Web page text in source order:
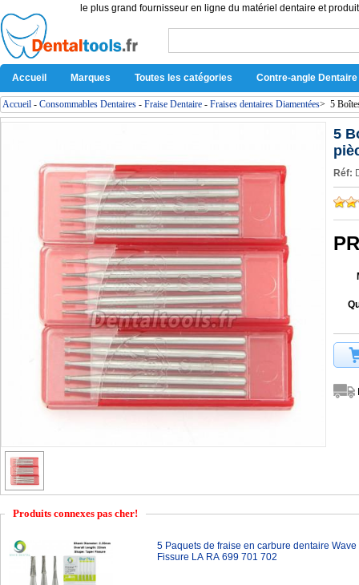
le plus grand fournisseur en ligne du matériel dentaire et
Accueil Marques Toutes les catégories Contre-angle Dentaire
Accueil - Consommables Dentaires - Fraise Dentaire - Fraises dentaires Diamentées> 5
5
Réf:
Produits connexes pas cher!
5 Paquets de fraise en carbure dentaire
Fissure LA RA 699 701 702